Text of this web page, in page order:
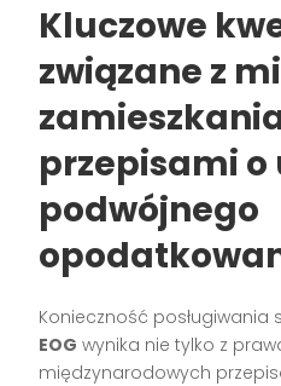
Kluczowe
związane z
przepisami
podwójnego
Konieczność posługiwania
EOG wynika nie tylko z
międzynarodowych